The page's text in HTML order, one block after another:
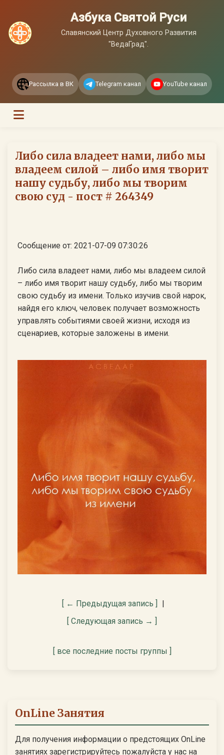
Азбука Святой Руси
Славянский Центр Духовного Развития
"ВедаГрад".
Рассылка в ВК Telegram канал YouTube канал
Либо сила владеет нами, либо мы
владеем силой – либо имя творит
нашу судьбу, либо мы творим
свою суд - пост # 264349
Сообщение от: 2021-07-09 07:30:26
Либо сила владеет нами, либо мы владеем силой
– либо имя творит нашу судьбу, либо мы творим
свою судьбу из имени. Только изучив свой нарок,
найдя его ключ, человек получает возможность
управлять событиями своей жизни, исходя из
сценариев, которые заложены в имени.
[ ← Предыдущая запись ]
|
[ Следующая запись → ]
[ все последние посты группы ]
OnLine Занятия
Для получения информации о предстоящих OnLine
занятиях зарегистрируйтесь пожалуйста у нас на